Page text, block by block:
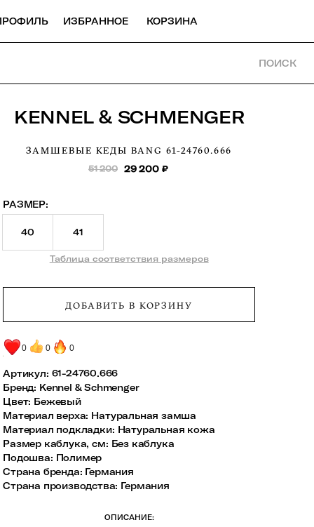
ИЗБРАННОЕ КОРЗИНА
ПОИСК
KENNEL & SCHMENGER
ЗАМШЕВЫЕ КЕДЫ BANG 61-24760.666
51 200 29 200₽
РАЗМЕР:
40 41
Таблица соответствия размеров
ДОБАВИТЬ В КОРЗИНУ
0 0 0
Артикул: 61-24760.666
Бренд: Kennel & Schmenger
Цвет: Бежевый
Материал верха: Натуральная замша
Материал подкладки: Натуральная кожа
Размер каблука, см: Без каблука
Подошва: Полимер
Страна бренда: Германия
Страна производства: Германия
ОПИСАНИЕ: